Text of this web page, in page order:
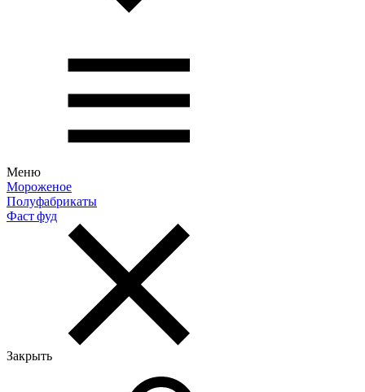
Меню
Мороженое
Полуфабрикаты
Фаст фуд
Закрыть